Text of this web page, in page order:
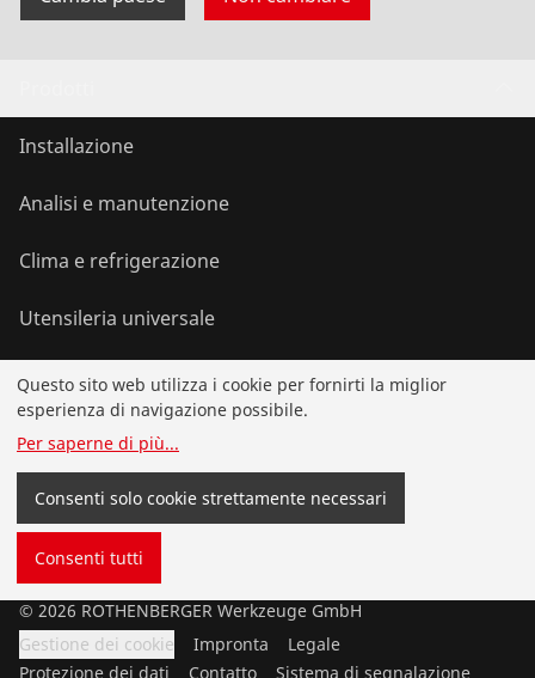
Installazione
Analisi e manutenzione
Clima e refrigerazione
Utensileria universale
Servizio e valore aggiunto
Contatti
© 2026 ROTHENBERGER Werkzeuge GmbH
Gestione dei cookie
Impronta
Legale
Protezione dei dati
Contatto Sistema di segnalazione
Questo sito web utilizza i cookie per fornirti la miglior
esperienza di navigazione possibile.
Per saperne di più...
Consenti solo cookie strettamente necessari
Consenti tutti